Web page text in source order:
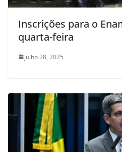
Inscrições para o
quarta-feira
julho 28, 2025